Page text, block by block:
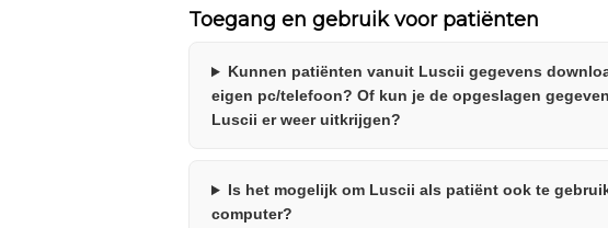
Toegang en gebruik voor patiënten
Kunnen patiënten vanuit Luscii gegevens
eigen pc/telefoon? Of kun je de opgeslagen
Luscii er weer uitkrijgen?
Is het mogelijk om Luscii als patiënt ook te
computer?